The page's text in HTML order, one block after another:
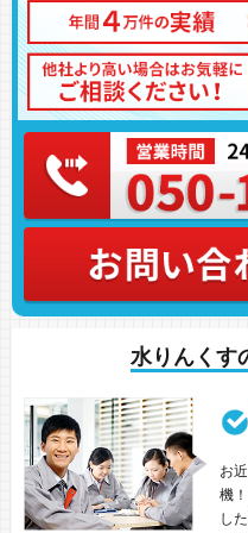
水りんくす
お
機
し